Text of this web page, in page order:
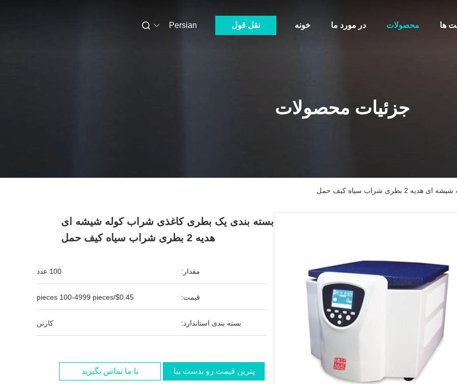
خونه در مورد ما محصولات ها نقل قول Persian
جزئیات محصولات
شراب سیاه کیف حمل
بسته بندی یک بطری کاغذی شراب کوله شیشه ای
هدیه 2 بطری شراب سیاه کیف حمل
مقدار: 100 عدد
قیمت: $0.45/pieces 100-4999 pieces
بسته بندی استاندارد: کارتن
بهترین قیمت رو بدست بیار با ما تماس بگیرید